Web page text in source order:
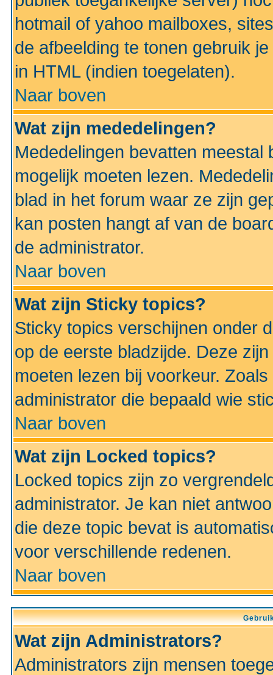
hotmail of yahoo mailboxes,
de afbeelding te tonen gebruik
in HTML (indien toegelaten).
Naar boven
Wat zijn mededelingen?
Mededelingen bevatten
mogelijk moeten lezen.
blad in het forum waar ze zijn
kan posten hangt af van de
de administrator.
Naar boven
Wat zijn Sticky topics?
Sticky topics verschijnen onder
op de eerste bladzijde. Deze
moeten lezen bij voorkeur.
administrator die bepaald wie
Naar boven
Wat zijn Locked topics?
Locked topics zijn zo
administrator. Je kan niet
die deze topic bevat is
voor verschillende redenen.
Naar boven
Wat zijn Administrators?
Administrators zijn mensen